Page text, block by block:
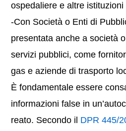
ospedaliere e altre istituzioni
-Con Società o Enti di
presentata anche a società
servizi pubblici, come
gas e aziende di trasporto
È fondamentale essere
informazioni false in
reato. Secondo il DPR 445/